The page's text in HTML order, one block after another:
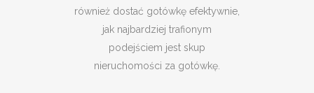
również dostać gotówkę efektywnie,
jak najbardziej trafionym
podejściem jest skup
nieruchomości za gotówkę.